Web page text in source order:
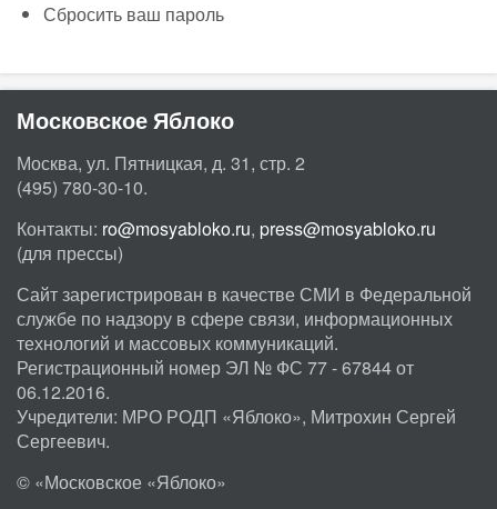
Сбросить ваш пароль
Московское Яблоко
Москва, ул. Пятницкая, д. 31, стр. 2
(495) 780-30-10.
Контакты: ro@mosyabloko.ru, press@mosyabloko.ru
(для прессы)
Сайт зарегистрирован в качестве СМИ в Федеральной
службе по надзору в сфере связи, информационных
технологий и массовых коммуникаций.
Регистрационный номер ЭЛ № ФС 77 - 67844 от
06.12.2016.
Учредители: МРО РОДП «Яблоко», Митрохин Сергей
Сергеевич.
© «Московское «Яблоко»